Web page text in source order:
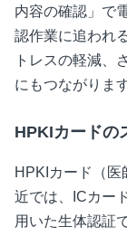
内容の確認」で
認作業に追われ
トレスの軽減、
にもつながります
HPKIカードの
HPKIカード（医
近では、
ICカー
用いた生体認証